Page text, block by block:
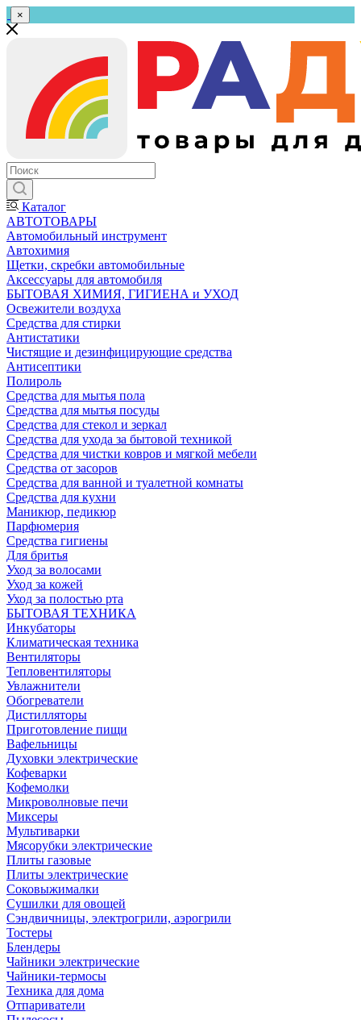
×
Каталог
АВТОТОВАРЫ
Автомобильный инструмент
Автохимия
Щетки, скребки автомобильные
Аксессуары для автомобиля
БЫТОВАЯ ХИМИЯ, ГИГИЕНА и УХОД
Освежители воздуха
Средства для стирки
Антистатики
Чистящие и дезинфицирующие средства
Антисептики
Полироль
Средства для мытья пола
Средства для мытья посуды
Средства для стекол и зеркал
Средства для ухода за бытовой техникой
Средства для чистки ковров и мягкой мебели
Средства от засоров
Средства для ванной и туалетной комнаты
Средства для кухни
Маникюр, педикюр
Парфюмерия
Средства гигиены
Для бритья
Уход за волосами
Уход за кожей
Уход за полостью рта
БЫТОВАЯ ТЕХНИКА
Инкубаторы
Климатическая техника
Вентиляторы
Тепловентиляторы
Увлажнители
Обогреватели
Дистилляторы
Приготовление пищи
Вафельницы
Духовки электрические
Кофеварки
Кофемолки
Микроволновые печи
Миксеры
Мультиварки
Мясорубки электрические
Плиты газовые
Плиты электрические
Соковыжималки
Сушилки для овощей
Сэндвичницы, электрогрили, аэрогрили
Тостеры
Блендеры
Чайники электрические
Чайники-термосы
Техника для дома
Отпариватели